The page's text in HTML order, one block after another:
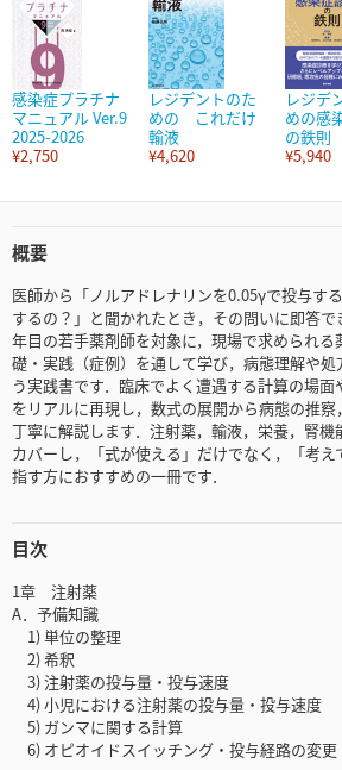
感染症プラチナ
マニュアル Ver.9
2025-2026
¥2,750
レジデントのた
めの これだけ
輸液
¥4,620
レジデ
めの感
の鉄則
¥5,940
概要
医師から「ノルアドレナリンを0.05γで投与す
するの？」と聞かれたとき，その問いに即答
年目の若手薬剤師を対象に，現場で求められ
礎・実践（症例）を通して学び，病態理解や
う実践書です．臨床でよく遭遇する計算の場
をリアルに再現し，数式の展開から病態の推
丁寧に解説します．注射薬，輸液，栄養，腎機
カバーし，「式が使える」だけでなく，「考
指す方におすすめの一冊です．
目次
1章 注射薬
A．予備知識
1) 単位の整理
2) 希釈
3) 注射薬の投与量・投与速度
4) 小児における注射薬の投与量・投与速度
5) ガンマに関する計算
6) オピオイドスイッチング・投与経路の変更